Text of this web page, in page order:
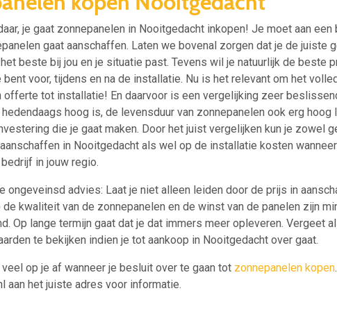
je gaat zonnepanelen in Nooitgedacht inkopen! Je moet aan een
gaat aanschaffen. Laten we bovenal zorgen dat je de juiste
beste bij jou en je situatie past. Tevens wil je natuurlijk de beste
bent voor, tijdens en na de installatie. Nu is het relevant om het
offerte tot installatie! En daarvoor is een vergelijking zeer
hoog is, de levensduur van zonnepanelen ook erg
die je gaat maken. Door het juist vergelijken kun je zowel
in Nooitgedacht als wel op de installatie kosten
in jouw regio.
ongeveinsd advies: Laat je niet alleen leiden door de prijs in
kwaliteit van de zonnepanelen en de winst van de panelen zijn
Op lange termijn gaat dat je dat immers meer opleveren. Vergeet
te bekijken indien je tot aankoop in Nooitgedacht over gaat.
veel op je af wanneer je besluit over te gaan tot zonnepanelen kopen
aan het juiste adres voor informatie.